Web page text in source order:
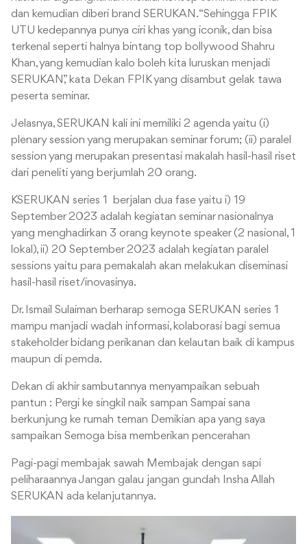
dan kemudian diberi brand SERUKAN. “Sehingga FPIK
UTU kedepannya punya ciri khas yang iconik, dan bisa
terkenal seperti halnya bintang top bollywood Shahru
Khan, yang kemudian kalo boleh kita luruskan menjadi
SERUKAN,” kata Dekan FPIK yang disambut gelak tawa
peserta seminar.
Jelasnya, SERUKAN kali ini memiliki 2 agenda yaitu (i)
plenary session yang merupakan seminar forum; (ii) paralel
session yang merupakan presentasi makalah hasil-hasil riset
dari peneliti yang berjumlah 20 orang.
KSERUKAN series 1 berjalan dua fase yaitu i) 19
September 2023 adalah kegiatan seminar nasionalnya
yang menghadirkan 3 orang keynote speaker (2 nasional, 1
lokal), ii) 20 September 2023 adalah kegiatan paralel
sessions yaitu para pemakalah akan melakukan diseminasi
hasil-hasil riset/inovasinya.
Dr. Ismail Sulaiman berharap semoga SERUKAN series 1
mampu manjadi wadah informasi, kolaborasi bagi semua
stakeholder bidang perikanan dan kelautan baik di kampus
maupun di pemda.
Dekan di akhir sambutannya menyampaikan sebuah
pantun : Pergi ke singkil naik sampan Sampai sana
berkunjung ke rumah teman Demikian apa yang saya
sampaikan Semoga bisa memberikan pencerahan
Pagi-pagi membajak sawah Membajak dengan sapi
peliharaannyaJangan galau jangan gundah Insha Allah
SERUKAN ada kelanjutannya.